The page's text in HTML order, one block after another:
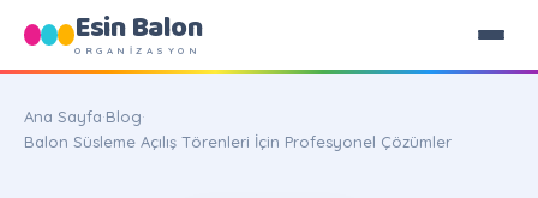
Esin Balon
ORGANİZASYON
Ana Sayfa·Blog·
Balon Süsleme Açılış Törenleri İçin Profesyonel Çözümler